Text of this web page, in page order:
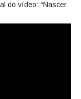
do vídeo: “Nascer